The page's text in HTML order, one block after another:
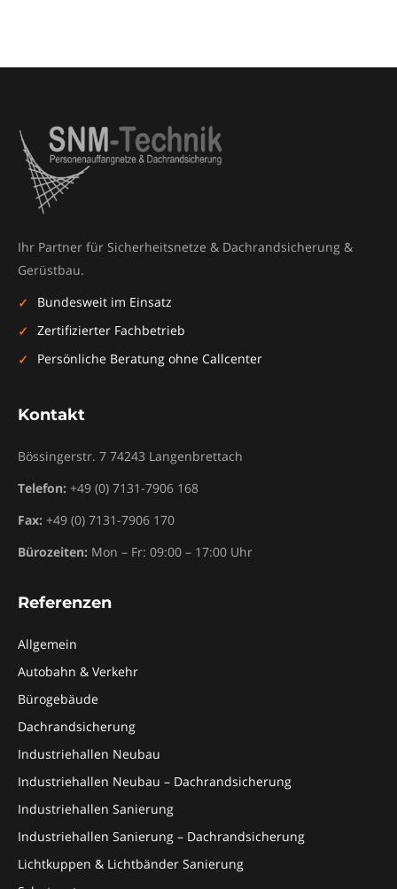
Ihr Partner für Sicherheitsnetze & Dachrandsicherung &
Gerüstbau.
Bundesweit im Einsatz
Zertifizierter Fachbetrieb
Persönliche Beratung ohne Callcenter
Kontakt
Bössingerstr. 7 74243 Langenbrettach
Telefon: +49 (0) 7131-7906 168
Fax: +49 (0) 7131-7906 170
Bürozeiten: Mon – Fr: 09:00 – 17:00 Uhr
Referenzen
Allgemein
Autobahn & Verkehr
Bürogebäude
Dachrandsicherung
Industriehallen Neubau
Industriehallen Neubau – Dachrandsicherung
Industriehallen Sanierung
Industriehallen Sanierung – Dachrandsicherung
Lichtkuppen & Lichtbänder Sanierung